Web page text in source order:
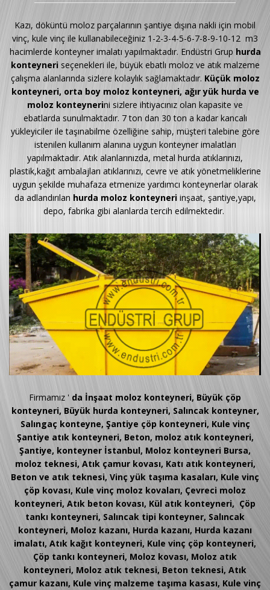
Kazı, döküntü moloz parçalarının şantiye dışına nakli için mobil
vinç, kule vinç ile kullanabileceğiniz 1-2-3-4-5-6-7-8-9-10-12 m3
hacimlerde konteyner imalatı yapılmaktadır. Endüstri Grup hurda
konteyneriseçenekleri ile, büyük ebatlı moloz ve atık malzeme
çalışma alanlarında sizlere kolaylık sağlamaktadır. Küçük moloz
konteyneri, orta boy moloz konteyneri, ağır yük hurda ve
moloz konteynerini sizlere ihtiyacınız olan kapasite ve
ebatlarda sunulmaktadır. 7 ton dan 30 ton a kadar kancalı
yükleyiciler ile taşınabilme özelliğine sahip, müşteri talebine göre
istenilen kullanım alanına uygun konteyner imalatları
yapılmaktadır. Atık alanlarınızda, metal hurda atıklarınızı,
plastik,kağıt ambalajları atıklarınızı, cevre ve atık yönetmeliklerine
uygun şekilde muhafaza etmenize yardımcı konteynerlar olarak
da adlandırılan hurda moloz konteyneriinşaat, şantiye,yapı,
depo, fabrika gibi alanlarda tercih edilmektedir.
Firmamız ' da İnşaat moloz konteyneri, Büyük çöp
konteyneri, Büyük hurda konteyneri, Salıncak konteyner,
Salıngaç konteyne, Şantiye çöp konteyneri, Kule vinç
Şantiye atık konteyneri, Beton, moloz atık konteyneri,
Şantiye, konteyner İstanbul, Moloz konteyneri Bursa,
moloz teknesi, Atık çamur kovası, Katı atık konteyneri,
Beton ve atık teknesi, Vinç yük taşıma kasaları, Kule vinç
çöp kovası, Kule vinç moloz kovaları, Çevreci moloz
konteyneri, Atık beton kovası, Kül atık konteyneri, Çöp
tankı konteyneri, Salıncak tipi konteyner, Salıncak
konteyneri, Moloz kazanı, Hurda kazanı, Hurda kazanı
imalatı, Atık kağıt konteyneri, Kule vinç çöp konteyneri,
Çöp tankı konteyneri, Moloz kovası, Moloz atık
konteyneri, Moloz atık teknesi, Beton teknesi, Atık
çamur kazanı, Kule vinç malzeme taşıma kasası, Kule vinç